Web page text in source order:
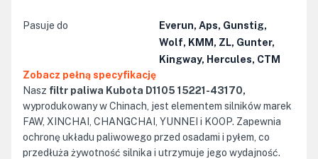
Pasuje do
Everun, Aps, Gunstig,
Wolf, KMM, ZL, Gunter,
Kingway, Hercules, CTM
Zobacz pełną specyfikację
Nasz filtr paliwa Kubota D1105 15221-43170,
wyprodukowany w Chinach, jest elementem silników marek
FAW, XINCHAI, CHANGCHAI, YUNNEI i KOOP. Zapewnia
ochronę układu paliwowego przed osadami i pyłem, co
przedłuża żywotność silnika i utrzymuje jego wydajność.